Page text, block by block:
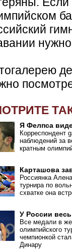
Я Фелпса
Корреспондент
наблюдений за
кратным
Карташова
Россиянка
турнира по
схватке она
У России
Все медали в
олимпийского
чемпионкой
Динару